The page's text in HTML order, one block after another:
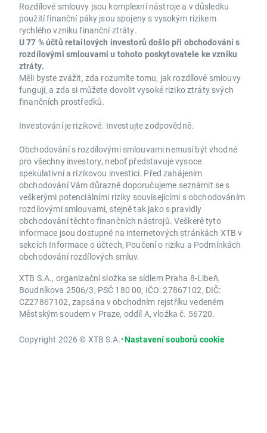
Rozdílové smlouvy jsou komplexní nástroje a v důsledku
použití finanční páky jsou spojeny s vysokým rizikem
rychlého vzniku finanční ztráty.
U 77 % účtů retailových investorů došlo při obchodování s
rozdílovými smlouvami u tohoto poskytovatele ke vzniku
ztráty.
Měli byste zvážit, zda rozumíte tomu, jak rozdílové smlouvy
fungují, a zda si můžete dovolit vysoké riziko ztráty svých
finančních prostředků.
Investování je rizikové. Investujte zodpovědně.
Obchodování s rozdílovými smlouvami nemusí být vhodné
pro všechny investory, neboť představuje vysoce
spekulativní a rizikovou investici. Před zahájením
obchodování Vám důrazně doporučujeme seznámit se s
veškerými potenciálními riziky souvisejícími s obchodováním
rozdílovými smlouvami, stejně tak jako s pravidly
obchodování těchto finančních nástrojů. Veškeré tyto
informace jsou dostupné na internetových stránkách XTB v
sekcích Informace o účtech, Poučení o riziku a Podmínkách
obchodování rozdílových smluv.
XTB S.A., organizační složka se sídlem Praha 8-Libeň,
Boudníkova 2506/3, PSČ 180 00, IČO: 27867102, DIČ:
CZ27867102, zapsána v obchodním rejstříku vedeném
Městským soudem v Praze, oddíl A, vložka č. 56720.
Copyright 2026 © XTB S.A.•Nastavení souborů cookie